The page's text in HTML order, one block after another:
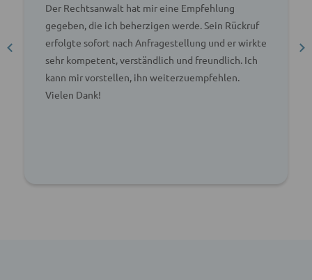
Der Rechtsanwalt hat mir eine Empfehlung
gegeben, die ich beherzigen werde. Sein Rückruf
erfolgte sofort nach Anfragestellung und er wirkte
sehr kompetent, verständlich und freundlich. Ich
kann mir vorstellen, ihn weiterzuempfehlen.
Vielen Dank!